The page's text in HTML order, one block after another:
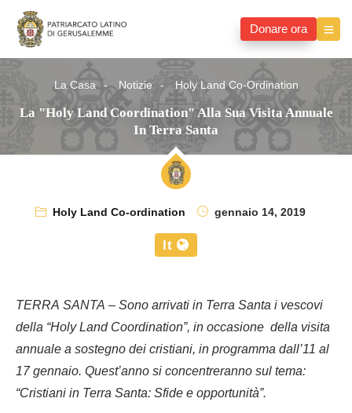
Donare ora
La Casa Notizie Holy Land Co-Ordination
La "Holy Land Coordination" Alla Sua Visita Annuale
In Terra Santa
Holy Land Co-ordination gennaio 14, 2019
It
TERRA SANTA – Sono arrivati in Terra Santa i vescovi
della “Holy Land Coordination”, in occasione della visita
annuale a sostegno dei cristiani, in programma dall’11 al
17 gennaio. Quest’anno si concentreranno sul tema:
“Cristiani in Terra Santa: Sfide e opportunità”.